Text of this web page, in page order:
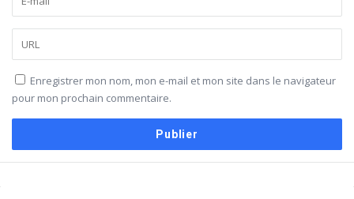
Enregistrer mon nom, mon e-mail et mon site dans le navigateur
pour mon prochain commentaire.